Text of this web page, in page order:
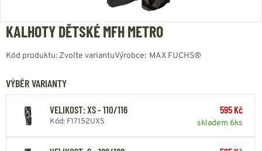
KALHOTY DĚTSKÉ MFH METRO
Kód produktu: Zvolte variantuVýrobce: MAX FUCHS®
VÝBĚR VARIANTY
VELIKOST: XS - 110/116
Kód: F17152UXS
595 Kč
skladem 6ks